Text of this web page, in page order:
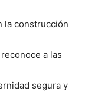
la construcción
a las
segura y